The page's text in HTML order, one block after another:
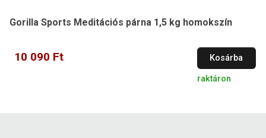
Gorilla Sports Meditációs párna 1,5 kg homokszín
10 090 Ft Kosárba
raktáron